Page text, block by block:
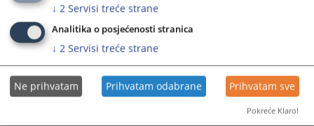
↓ 2 Servisi treće strane
Analitika o posjećenosti stranica
↓ 2 Servisi treće strane
Ne prihvatam Prihvatam odabrane Prihvatam sve
Pokreće Klaro!